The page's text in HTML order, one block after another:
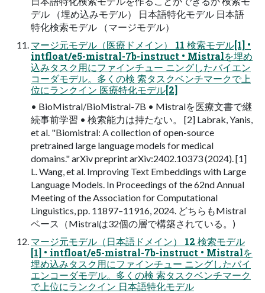
デル （埋め込みモデル） 日本語特化モデル 日本語
特化検索モデル （マージモデル）
マージ元モデル（医療ドメイン） 11 検索モデル[1] •
intfloat/e5-mistral-7b-instruct • Mistralを埋め
込みタスク用にファインチュー ニングしたバイエン
コーダモデル。多くの検 索タスクベンチマークで上
位にランクイン 医療特化モデル[2]
• BioMistral/BioMistral-7B • Mistralを医療文書で継
続事前学習 • 検索能力は持たない。 [2] Labrak, Yanis,
et al. "Biomistral: A collection of open-source
pretrained large language models for medical
domains." arXiv preprint arXiv:2402.10373 (2024). [1]
L. Wang, et al. Improving Text Embeddings with Large
Language Models. In Proceedings of the 62nd Annual
Meeting of the Association for Computational
Linguistics, pp. 11897–11916, 2024. どちらもMistral
ベース（Mistralは32個の層で構築されている。)
マージ元モデル（日本語ドメイン） 12 検索モデル
[1] • intfloat/e5-mistral-7b-instruct • Mistralを
埋め込みタスク用にファインチュー ニングしたバイ
エンコーダモデル。多くの検 索タスクベンチマーク
で上位にランクイン 日本語特化モデル